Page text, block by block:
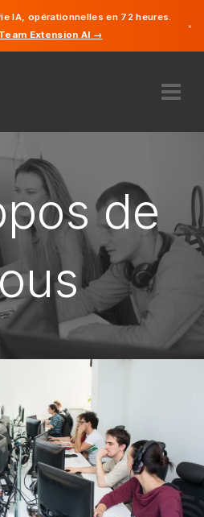
IA, opérationnelles en 72 heures.
Extension AI →
×
de